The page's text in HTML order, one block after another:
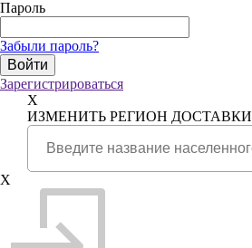
Пароль
Забыли пароль?
Зарегистрироваться
X
ИЗМЕНИТЬ РЕГИОН ДОСТАВКИ
X